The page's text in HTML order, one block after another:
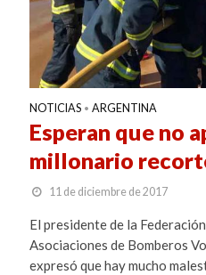
NOTICIAS • ARGENTINA
Esperan que no
millonario
11 de diciembre de 2017
El presidente de la
Asociaciones de Bomberos
expresó que hay mucho